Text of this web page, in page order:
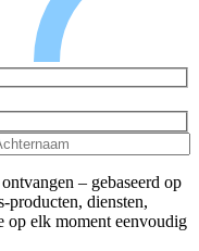
– gebaseerd op
producten, diensten,
op elk moment eenvoudig